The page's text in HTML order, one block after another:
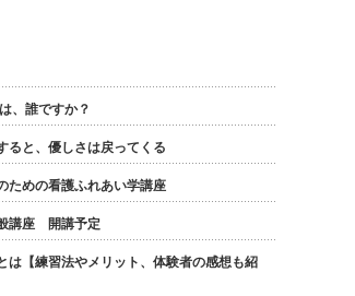
、誰ですか？
ると、優しさは戻ってくる
ための看護ふれあい学講座
講座 開講予定
は【練習法やメリット、体験者の感想も紹